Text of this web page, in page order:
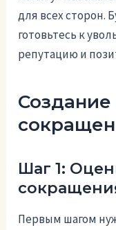
для всех сторон.
готовьтесь к
репутацию и
Создание
Шаг 1:
Первым шагом